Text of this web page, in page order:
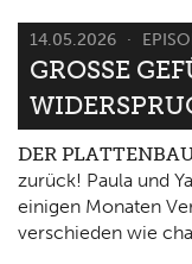
14.05.2026
GROSSE
DER
zurück! Paula und
einigen Monaten
verschieden wie